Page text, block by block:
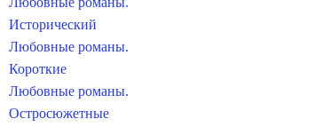
Исторический
Любовные романы.
Короткие
Любовные романы.
Остросюжетные